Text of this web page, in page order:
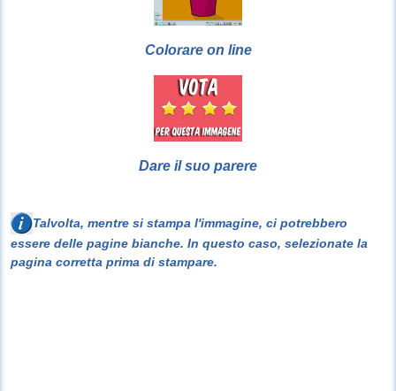
Colorare on line
Dare il suo parere
Talvolta, mentre si stampa l'immagine, ci potrebbero
essere delle pagine bianche. In questo caso, selezionate la
pagina corretta prima di stampare.